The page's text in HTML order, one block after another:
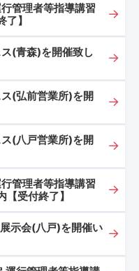
管理者等指導講習
】
(青森)を開催致し
(弘前営業所)を開
(八戸営業所)を開
管理者等指導講習
【受付終了】
示会(八戸)を開催い